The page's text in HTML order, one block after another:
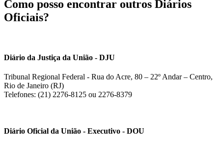
Como posso encontrar outros Diários
Oficiais?
Diário da Justiça da União - DJU
Tribunal Regional Federal - Rua do Acre, 80 – 22º Andar – Centro,
Rio de Janeiro (RJ)
Telefones: (21) 2276-8125 ou 2276-8379
Diário Oficial da União - Executivo - DOU